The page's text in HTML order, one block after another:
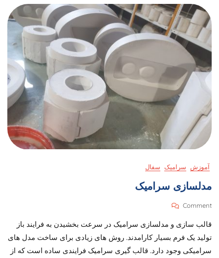
آموزش سرامیک سفال
مدلسازی سرامیک
Comment
On
سرامیک
قالب سازی و مدلسازی سرامیک در سرعت بخشیدن به فرایند باز
تولید یک فرم بسیار کارامدند. روش های زیادی برای ساخت مدل های
سرامیکی وجود دارد. قالب گیری سرامیک فرایندی ساده است که از